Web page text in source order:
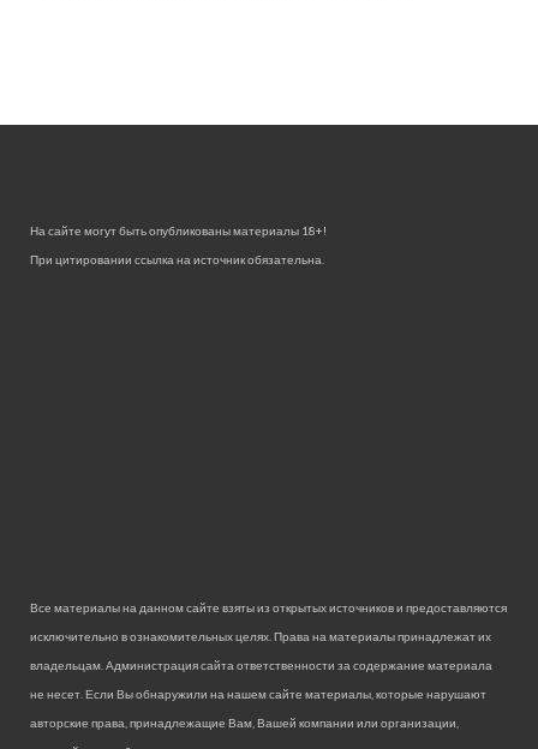
На сайте могут быть опубликованы материалы 18+!
При цитировании ссылка на источник обязательна.
Все материалы на данном сайте взяты из открытых источников и предоставляются
исключительно в ознакомительных целях. Права на материалы принадлежат их
владельцам. Администрация сайта ответственности за содержание материала
не несет. Если Вы обнаружили на нашем сайте материалы, которые нарушают
авторские права, принадлежащие Вам, Вашей компании или организации,